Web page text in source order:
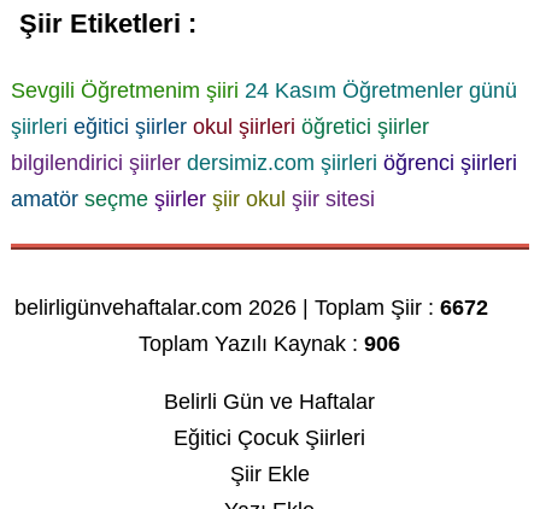
Şiir Etiketleri :
Sevgili Öğretmenim şiiri 24 Kasım Öğretmenler günü
şiirleri eğitici şiirler okul şiirleri öğretici şiirler
bilgilendirici şiirler dersimiz.com şiirleri öğrenci şiirleri
amatör seçme şiirler şiir okul şiir sitesi
belirligünvehaftalar.com 2026 | Toplam Şiir :6672
Toplam Yazılı Kaynak :906
Belirli Gün ve Haftalar
Eğitici Çocuk Şiirleri
Şiir Ekle